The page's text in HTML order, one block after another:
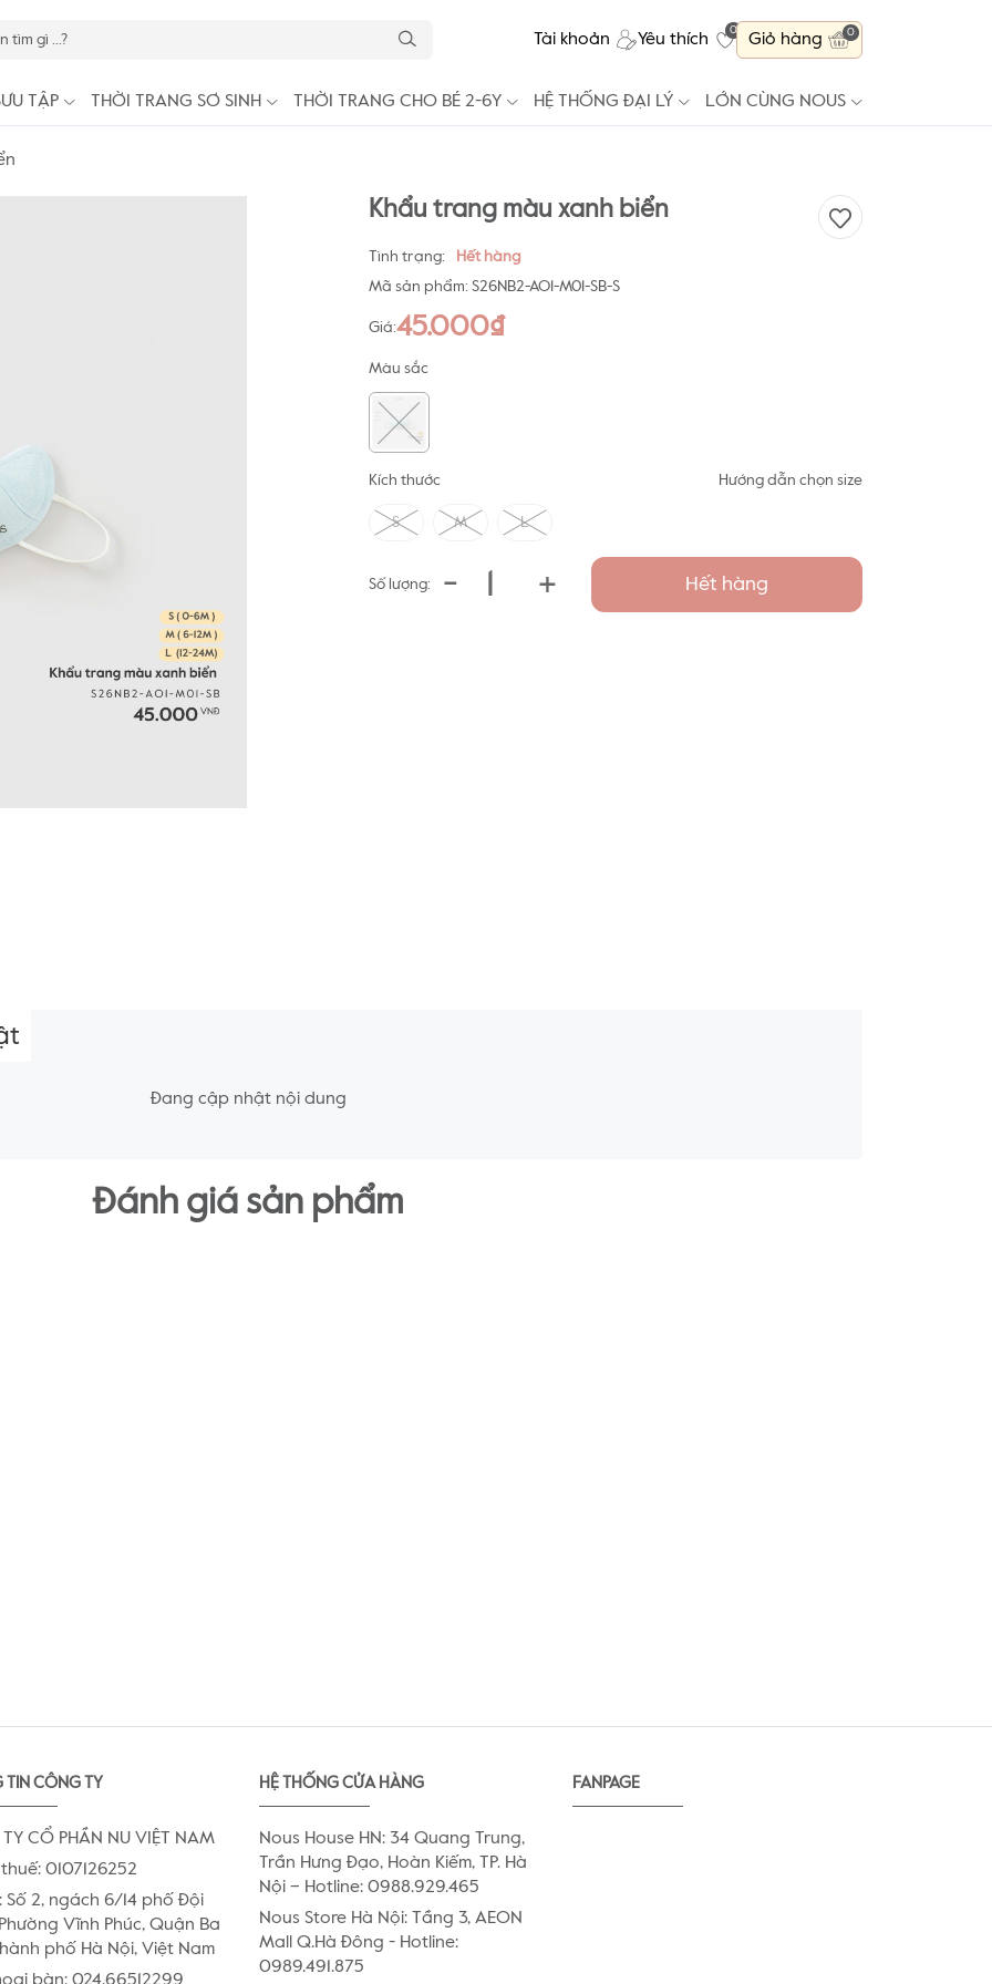
Tài khoản Yêu thích
0
Giỏ hàng 0
TẬP THỜI TRANG SƠ SINH THỜI TRANG CHO BÉ 2-6Y HỆ THỐNG ĐẠI LÝ LỚN CÙNG NOUS
Khẩu trang màu xanh biển
Tình trạng:
Hết hàng
Mã sản phẩm: S26NB2-AO1-M01-SB-S
Giá:45.000₫
Màu sắc
Kích thước Hướng dẫn chọn size
S M L
Số lượng: - + Hết hàng
Đang cập nhật nội dung
Đánh giá sản phẩm
TIN CÔNG TY
CỔ PHẦN NU VIỆT NAM
0107126252
Số 2, ngách 6/14 phố Đội
Vĩnh Phúc, Quận Ba
phố Hà Nội, Việt Nam
HỆ THỐNG CỬA HÀNG
Nous House HN: 34 Quang Trung,
Trần Hưng Đạo, Hoàn Kiếm, TP. Hà
Nội – Hotline: 0988.929.465
Nous Store Hà Nội: Tầng 3, AEON
Mall Q.Hà Đông - Hotline:
0989.491.875
FANPAGE